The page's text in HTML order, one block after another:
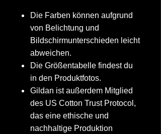
Die Farben können aufgrund
von Belichtung und
Bildschirmunterschieden leicht
abweichen.
Die Größentabelle findest du
in den Produktfotos.
Gildan ist außerdem Mitglied
des US Cotton Trust Protocol,
das eine ethische und
nachhaltige Produktion